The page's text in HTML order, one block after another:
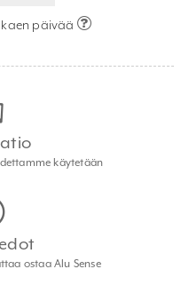
päivää
käytetään
ostaa Alu Sense